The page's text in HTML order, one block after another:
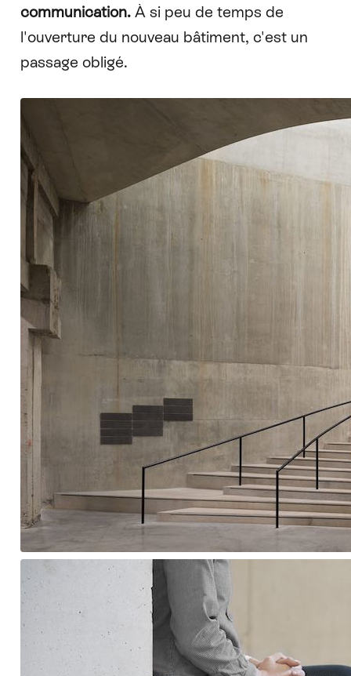
communication.À si peu de temps de
l'ouverture du nouveau bâtiment, c'est un
passage obligé.